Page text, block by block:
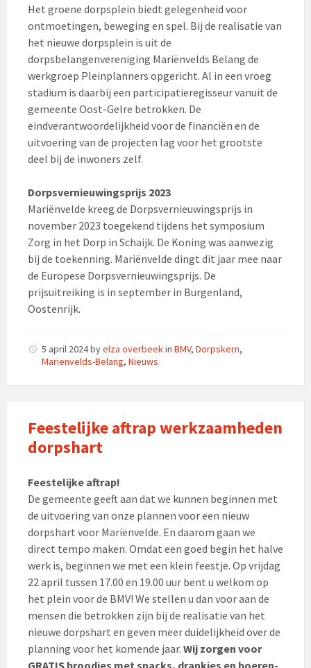
Het groene dorpsplein biedt gelegenheid voor
ontmoetingen, beweging en spel. Bij de realisatie van
het nieuwe dorpsplein is uit de
dorpsbelangenvereniging Mariënvelds Belang de
werkgroep Pleinplanners opgericht. Al in een vroeg
stadium is daarbij een participatieregisseur vanuit de
gemeente Oost-Gelre betrokken. De
eindverantwoordelijkheid voor de financiën en de
uitvoering van de projecten lag voor het grootste
deel bij de inwoners zelf.
Dorpsvernieuwingsprijs 2023
Mariënvelde kreeg de Dorpsvernieuwingsprijs in
november 2023 toegekend tijdens het symposium
Zorg in het Dorp in Schaijk. De Koning was aanwezig
bij de toekenning. Mariënvelde dingt dit jaar mee naar
de Europese Dorpsvernieuwingsprijs. De
prijsuitreiking is in september in Burgenland,
Oostenrijk.
5 april 2024byelza overbeek in BMV, Dorpskern,
Marienvelds-Belang, Nieuws
Feestelijke aftrap werkzaamheden
dorpshart
Feestelijke aftrap!
De gemeente geeft aan dat we kunnen beginnen met
de uitvoering van onze plannen voor een nieuw
dorpshart voor Mariënvelde. En daarom gaan we
direct tempo maken. Omdat een goed begin het halve
werk is, beginnen we met een klein feestje. Op vrijdag
22 april tussen 17.00 en 19.00 uur bent u welkom op
het plein voor de BMV! We stellen u dan voor aan de
mensen die betrokken zijn bij de realisatie van het
nieuwe dorpshart en geven meer duidelijkheid over de
planning voor het komende jaar. Wij zorgen voor
GRATIS broodjes met snacks, drankjes en boeren-